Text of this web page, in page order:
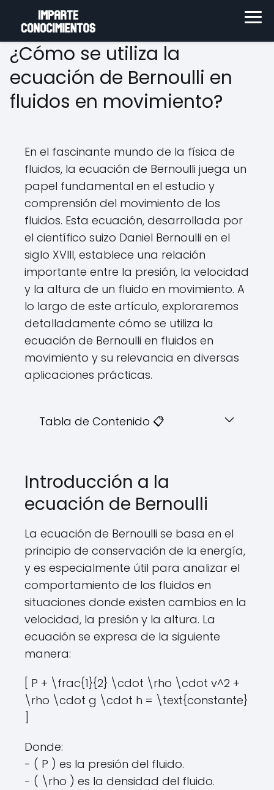
¿Cómo se utiliza la
ecuación de Bernoulli en
fluidos en movimiento?
En el fascinante mundo de la física de
fluidos, la ecuación de Bernoulli juega un
papel fundamental en el estudio y
comprensión del movimiento de los
fluidos. Esta ecuación, desarrollada por
el científico suizo Daniel Bernoulli en el
siglo XVIII, establece una relación
importante entre la presión, la velocidad
y la altura de un fluido en movimiento. A
lo largo de este artículo, exploraremos
detalladamente cómo se utiliza la
ecuación de Bernoulli en fluidos en
movimiento y su relevancia en diversas
aplicaciones prácticas.
Tabla de Contenido 📋
Introducción a la
ecuación de Bernoulli
La ecuación de Bernoulli se basa en el
principio de conservación de la energía,
y es especialmente útil para analizar el
comportamiento de los fluidos en
situaciones donde existen cambios en la
velocidad, la presión y la altura. La
ecuación se expresa de la siguiente
manera:
[ P + \frac{1}{2} \cdot \rho \cdot v^2 +
\rho \cdot g \cdot h = \text{constante}
]
Donde:
- ( P ) es la presión del fluido.
- ( \rho ) es la densidad del fluido.